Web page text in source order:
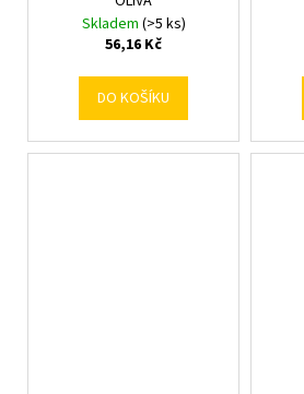
Skladem (>5 ks)
56,16 Kč
DO KOŠÍKU